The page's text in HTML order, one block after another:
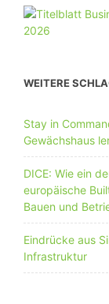
WEITERE
Stay in
Gewächshaus
DICE: Wie ein
europäische
Bauen und
Eindrücke aus
Infrastruktur